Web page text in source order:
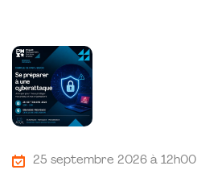
25 septembre 2026 à 12h00